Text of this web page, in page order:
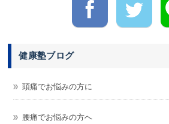
健康塾ブログ
頭痛でお悩みの方に
腰痛でお悩みの方へ